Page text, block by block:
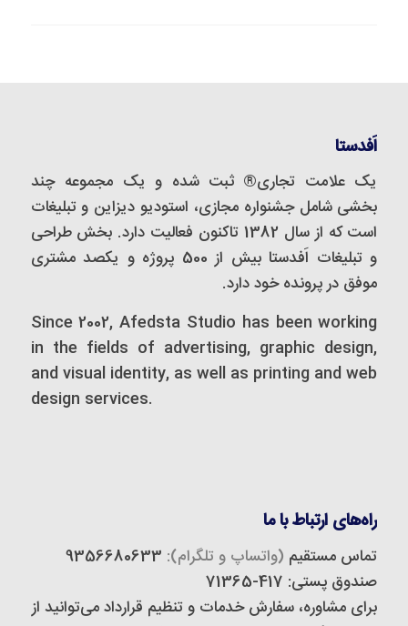
اَفدستا
یک علامت تجاری® ثبت شده و یک مجموعه‌ چند
بخشی شامل جشنواره مجازی، استودیو دیزاین و تبلیغات
است که از سال 1382 تاکنون فعالیت دارد. بخش طراحی
و تبلیغات اَفدستا بیش از 500 پروژه و یکصد مشتری
موفق در پرونده خود دارد.
Since 2002, Afedsta Studio has been working
in the fields of advertising, graphic design,
and visual identity, as well as printing and web
design services.
راه‌های ارتباط با ما
تماس مستقیم (واتساپ و تلگرام):
صندوق پستی: 417-71365
برای مشاوره، سفارش خدمات و تنظیم قرارداد می‌توانید از